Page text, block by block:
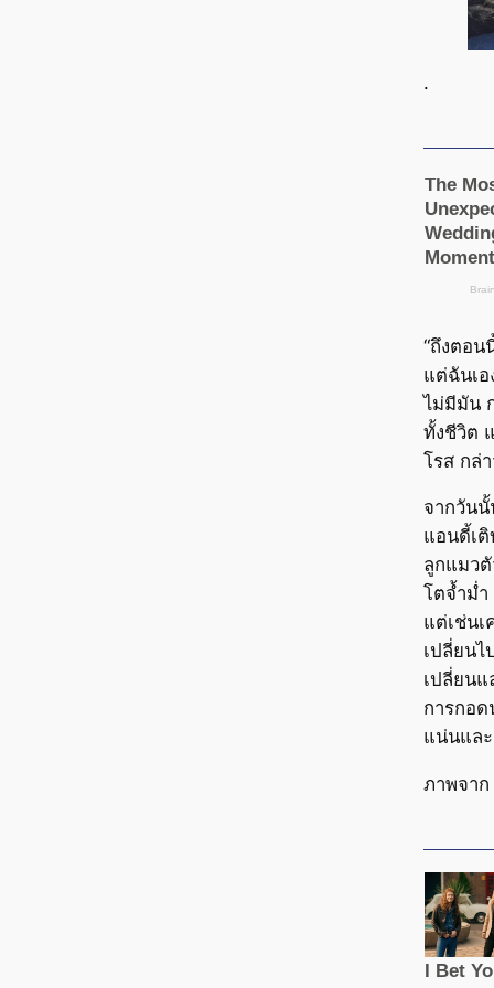
.
“ถึงตอน
แต่ฉันเ
ไม่มีมัน
ทั้งชีวิต
โรส กล่
จากวันนั้
แอนดี้เ
ลูกแมวตั
โตจ้ำม่ำ
แต่เช่น
เปลี่ยน
เปลี่ยนแ
การกอ
แน่นแล
ภาพจา